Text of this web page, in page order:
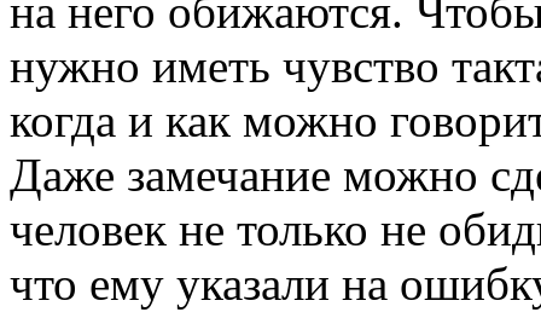
на него обижаются.
нужно иметь чувство
когда и как можно
Даже замечание можно
человек не только не
что ему указали на